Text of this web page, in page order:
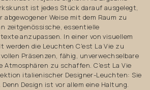
ist jedes Stück darauf ausgelegt,
abgewogener Weise mit dem Raum zu
zeitgenössische, essentielle
anzupassen. In einer von visuellem
werden die Leuchten C'est La Vie zu
Präsenzen, fähig, unverwechselbare
Atmosphären zu schaffen. C'est La Vie
italienischer Designer-Leuchten: Sie
Design ist vor allem eine Haltung.